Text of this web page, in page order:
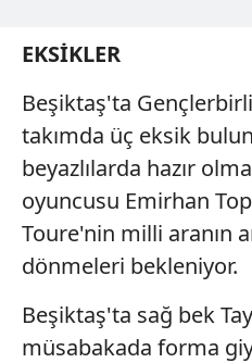
EKSİKLER
Beşiktaş'ta
takımda üç eksik
beyazlılarda hazır
oyuncusu Emirhan
Toure'nin milli aranın
dönmeleri bekleniyor.
Beşiktaş'ta sağ bek
müsabakada forma